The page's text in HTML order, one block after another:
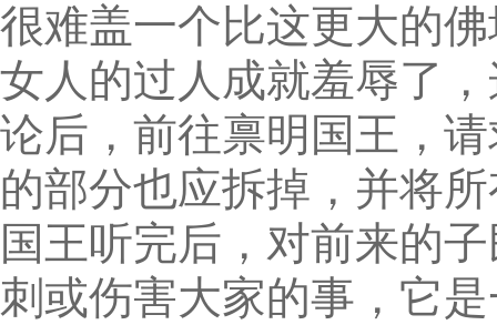
很难盖一个比这更大的
女人的过人成就羞辱了
论后，前往禀明国王，
的部分也应拆掉，并将
国王听完后，对前来的
刺或伤害大家的事，它